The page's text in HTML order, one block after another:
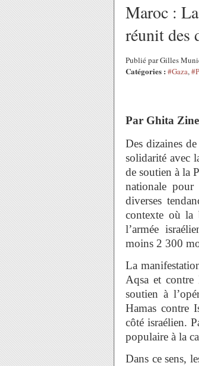
Maroc :
réunit des
Publié par Gilles
Catégories : #Gaza,
Par Ghita Zine
Des dizaines
solidarité avec
de soutien à la
nationale pour
diverses
contexte où la
l’armée
moins 2 300
La
Aqsa et contre
soutien à
Hamas contre
côté israélien.
populaire à la
Dans ce sens,